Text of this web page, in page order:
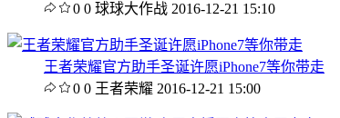
0 0 球球大作战 2016-12-21 15:10
王者荣耀官方助手圣诞许愿iPhone7等你带走
0 0 王者荣耀 2016-12-21 15:00